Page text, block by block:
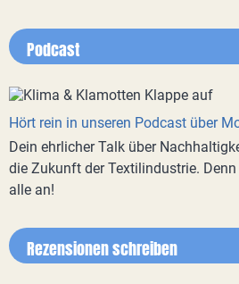
Podcast
Hört rein in unseren Podcast über
Dein ehrlicher Talk über
die Zukunft der Textilindustrie.
alle an!
Rezensionen schreiben